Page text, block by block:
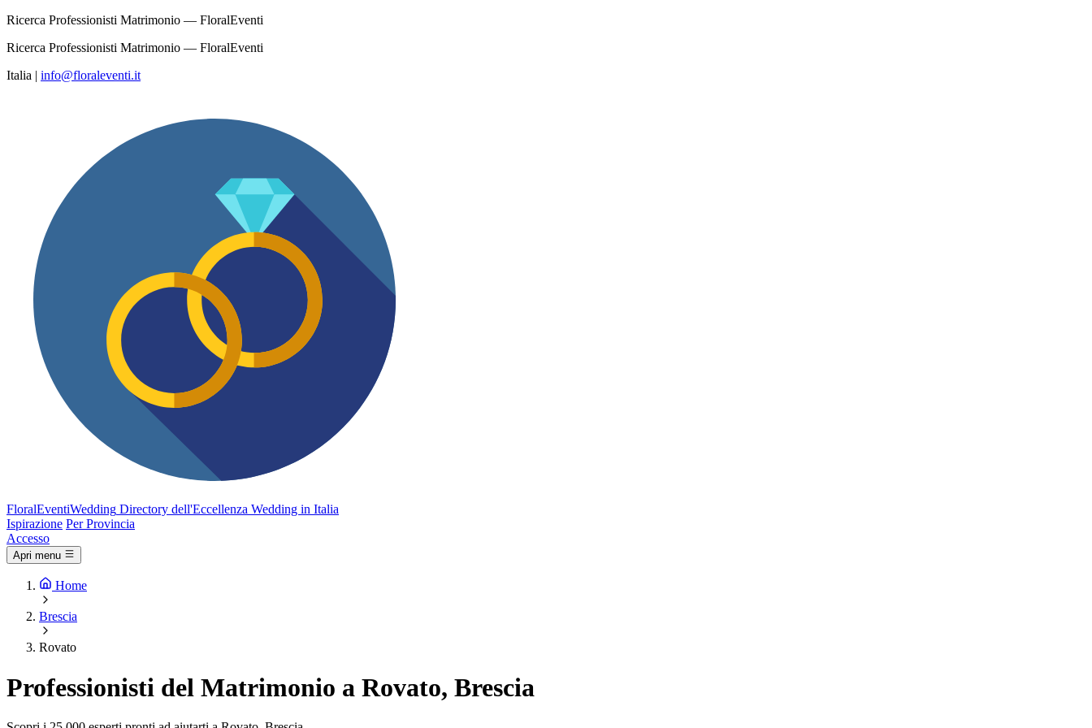
Ricerca Professionisti Matrimonio — FloralEventi
Ricerca Professionisti Matrimonio — FloralEventi
Italia | info@floraleventi.it
FloralEventiWedding Directory dell'Eccellenza Wedding in Italia
Ispirazione Per Provincia
Accesso
Apri menu
Home
Brescia
Rovato
Professionisti del Matrimonio a Rovato, Brescia